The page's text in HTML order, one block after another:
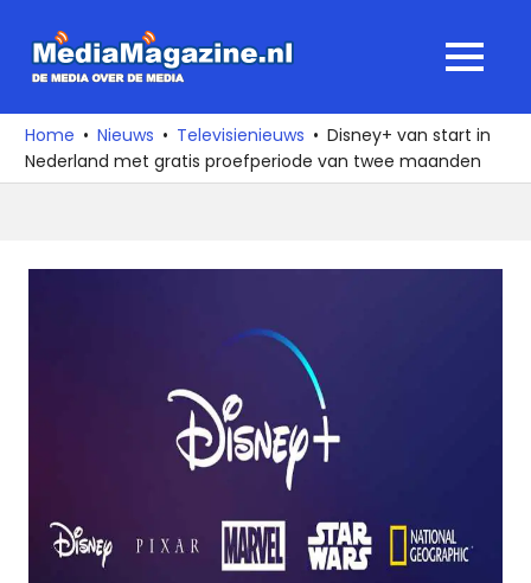
naar
media
over
de
MENU
Home Nieuws Televisienieuws
Disney+ van start in
Nederland met gratis proefperiode van twee maanden